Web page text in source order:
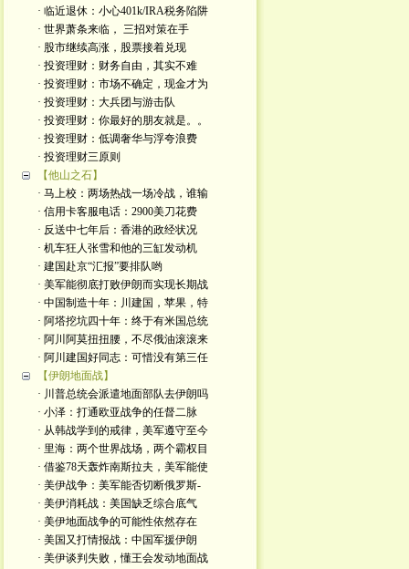
· 临近退休：小心401k/IRA税务陷阱
· 世界萧条来临， 三招对策在手
· 股市继续高涨，股票接着兑现
· 投资理财：财务自由，其实不难
· 投资理财：市场不确定，现金才为
· 投资理财：大兵团与游击队
· 投资理财：你最好的朋友就是。。
· 投资理财：低调奢华与浮夸浪费
· 投资理财三原则
【他山之石】
· 马上校：两场热战一场冷战，谁输
· 信用卡客服电话：2900美刀花费
· 反送中七年后：香港的政经状况
· 机车狂人张雪和他的三缸发动机
· 建国赴京“汇报”要排队哟
· 美军能彻底打败伊朗而实现长期战
· 中国制造十年：川建国，苹果，特
· 阿塔挖坑四十年：终于有米国总统
· 阿川阿莫扭扭腰，不尽俄油滚滚来
· 阿川建国好同志：可惜没有第三任
【伊朗地面战】
· 川普总统会派遣地面部队去伊朗吗
· 小泽：打通欧亚战争的任督二脉
· 从韩战学到的戒律，美军遵守至今
· 里海：两个世界战场，两个霸权目
· 借鉴78天轰炸南斯拉夫，美军能使
· 美伊战争：美军能否切断俄罗斯-
· 美伊消耗战：美国缺乏综合底气
· 美伊地面战争的可能性依然存在
· 美国又打情报战：中国军援伊朗
· 美伊谈判失败，懂王会发动地面战